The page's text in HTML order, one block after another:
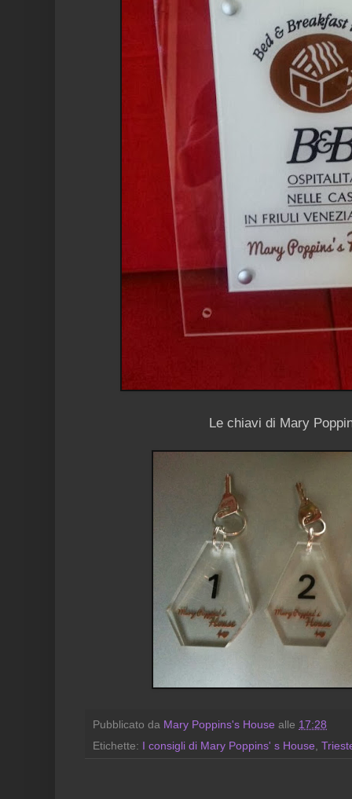
Le chiavi di Mary
Pubblicato da Mary Poppins's House alle 17:28
Etichette:
I consigli di Mary Poppins' s House